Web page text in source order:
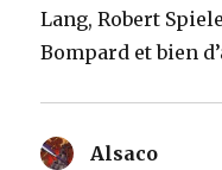
Lang, Robert
Bompard et bien
Alsaco